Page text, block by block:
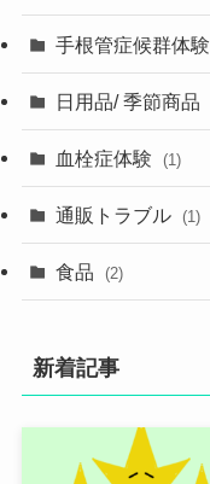
手根管症候群体験
日用品/ 季節商品
血栓症体験 (1)
通販トラブル (1)
食品 (2)
新着記事